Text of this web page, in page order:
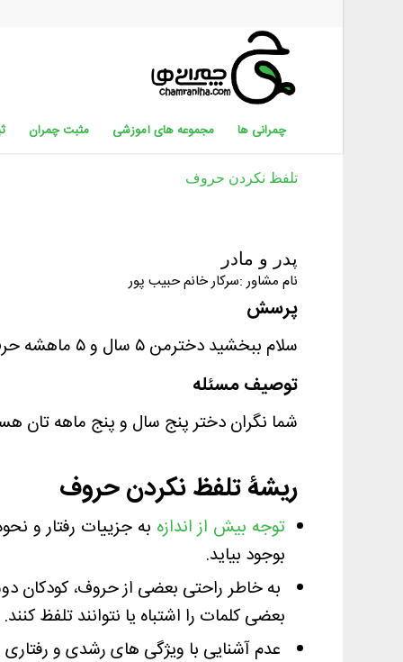
چمرانی ها مجموعه های آموزشی مثبت چمران
تلفظ نکردن حروف
پدر و مادر
نام مشاور :سرکار خانم حبیب پور
پرسش
سلام ببخشید دخترمن ۵ سال و ۵ ماهشه حرف ق وگ رانمیتونه تلفظ کنه باید چیکارکنم ممنون میشم راهنماییم کنید
توصیف مسئله
شما نگران دختر پنج سال و پنج ماهه تان
ریشۀ تلفظ نکردن حروف
توجه بیش از اندازه به جزییات رفتار و
بوجود بیاید.
به خاطر راحتی بعضی از حروف،
بعضی کلمات را اشتباه یا نتوانند تلفظ کنند.
عدم آشنایی با ویژگی های رشدی و رفتاری